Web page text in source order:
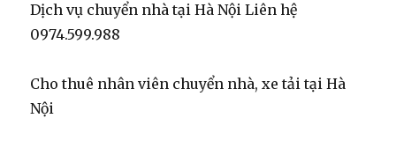
Dịch vụ chuyển nhà tại Hà Nội Liên hệ
0974.599.988
Cho thuê nhân viên chuyển nhà, xe tải tại Hà
Nội